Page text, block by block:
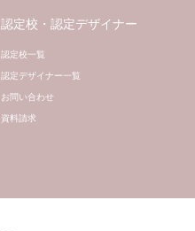
認定校・認定デザイナー
認定校一覧
認定デザイナー一覧
お問い合わせ
資料請求